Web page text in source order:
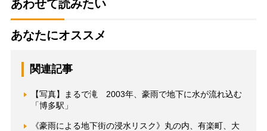
あわせて読みたい
あなたにオススメ
関連記事
【写真】まるで滝 2003年、豪雨で地下に水が流れ込む
「博多駅」
《豪雨による地下街の浸水リスク》丸の内、有楽町、大